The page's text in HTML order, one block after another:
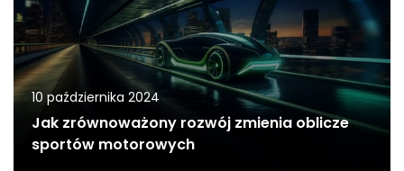
10 października 2024
Jak zrównoważony rozwój zmienia oblicze
sportów motorowych